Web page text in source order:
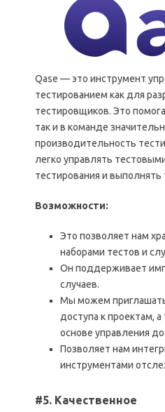
Qase — это инструмент
тестированием как для
тестировщиков. Это
так и в команде
производительность
легко управлять
тестирования и
Возможности:
Это позволяет нам
наборами тестов и
Он поддерживает
случаев.
Мы можем
доступа к проектам, а
основе управления
Позволяет нам
инструментами
#5. Качественное